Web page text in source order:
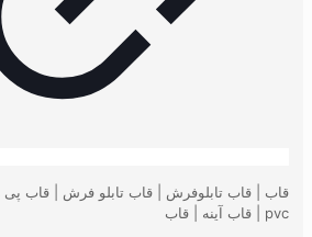
قاب | قاب تابلوفرش | قاب تابلو فرش | قاب
pvc | قاب آینه | قاب